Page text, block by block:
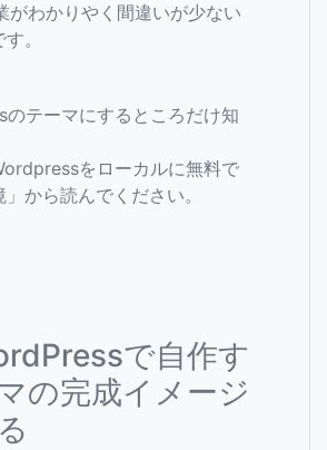
がわかりやく間違いが少ない
。
テーマにするところだけ知
をローカルに無料で
から読んでください。
で自作す
の完成イメージ